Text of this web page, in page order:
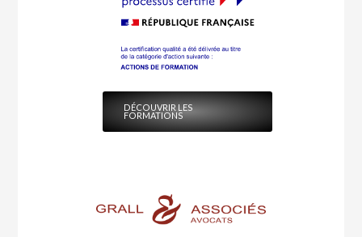
DÉCOUVRIR LES
FORMATIONS